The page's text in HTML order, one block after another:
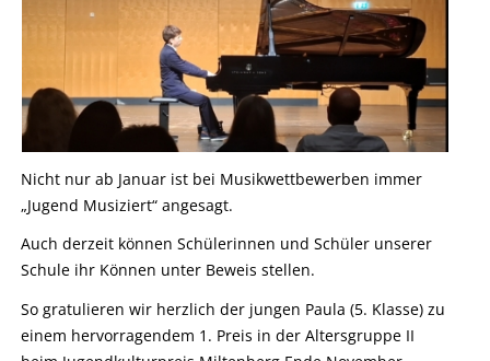
Nicht nur ab Januar ist bei Musikwettbewerben immer
„Jugend Musiziert“ angesagt.
Auch derzeit können Schülerinnen und Schüler unserer
Schule ihr Können unter Beweis stellen.
So gratulieren wir herzlich der jungen Paula (5. Klasse) zu
einem hervorragendem 1. Preis in der Altersgruppe II